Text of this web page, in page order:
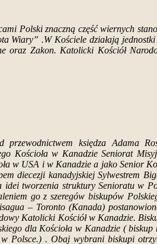
Polski znaczną część wiernych
Wiary” .W Kościele działają
oraz Zakon. Katolicki Kościół
księdza Adama
Kościoła w Kanadzie Seniorat
w USA i w Kanadzie a jako Senior
diecezji kanadyjskiej Sylwestrem
tworzenia struktury Senioratu w
go z szeregów biskupów
– Toronto (Kanada)
Katolicki Kościół w Kanadzie.
dla Kościoła w Kanadzie ( biskup
Polsce.) . Obaj wybrani biskupi